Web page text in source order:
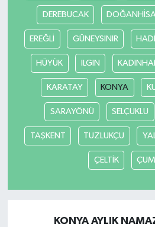
DEREBUCAK
EREĞLİ GÜNEYSINIR
HÜYÜK ILGIN
KARATAY KONYA
SARAYÖNÜ SELÇUKLU
TAŞKENT TUZLUKÇU
ÇELTİK
KONYA AYLIK